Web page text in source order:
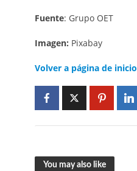
Fuente: Grupo OET
Imagen: Pixabay
Volver a página de inicio
You may also like